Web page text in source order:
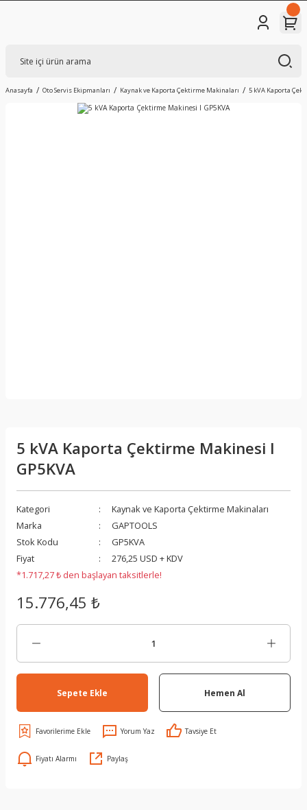
Anasayfa Oto Servis Ekipmanları Kaynak ve Kaporta Çektirme Makinaları 5 kVA Kaporta
5 kVA Kaporta Çektirme Makinesi I
GP5KVA
Kategori
Kaynak ve Kaporta Çektirme Makinaları
Marka
GAPTOOLS
Stok Kodu
GP5KVA
Fiyat
276,25 USD + KDV
*1.717,27 ₺ den başlayan taksitlerle!
15.776,45 ₺
Sepete Ekle Hemen Al
Yorum Yaz Tavsiye Et
Fiyatı Alarmı Paylaş